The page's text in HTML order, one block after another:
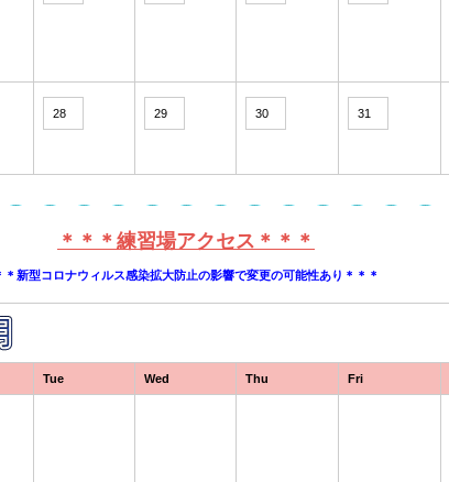
28 29 30 31
＊＊＊練習場アクセス＊＊＊
＊新型コロナウィルス感染拡大防止の影響で変更の可能性あり＊＊＊
Tue Wed Thu Fri